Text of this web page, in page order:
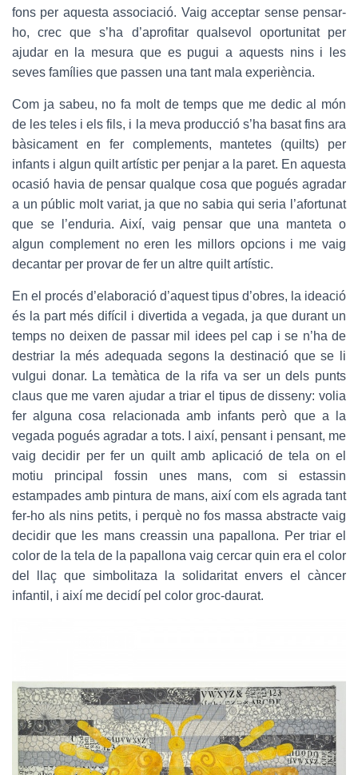
fons per aquesta associació. Vaig acceptar sense pensar-
ho, crec que s’ha d’aprofitar qualsevol oportunitat per
ajudar en la mesura que es pugui a aquests nins i les
seves famílies que passen una tant mala experiència.
Com ja sabeu, no fa molt de temps que me dedic al món
de les teles i els fils, i la meva producció s’ha basat fins ara
bàsicament en fer complements, mantetes (quilts) per
infants i algun quilt artístic per penjar a la paret. En aquesta
ocasió havia de pensar qualque cosa que pogués agradar
a un públic molt variat, ja que no sabia qui seria l’afortunat
que se l’enduria. Així, vaig pensar que una manteta o
algun complement no eren les millors opcions i me vaig
decantar per provar de fer un altre quilt artístic.
En el procés d’elaboració d’aquest tipus d’obres, la ideació
és la part més difícil i divertida a vegada, ja que durant un
temps no deixen de passar mil idees pel cap i se n’ha de
destriar la més adequada segons la destinació que se li
vulgui donar. La temàtica de la rifa va ser un dels punts
claus que me varen ajudar a triar el tipus de disseny: volia
fer alguna cosa relacionada amb infants però que a la
vegada pogués agradar a tots. I així, pensant i pensant, me
vaig decidir per fer un quilt amb aplicació de tela on el
motiu principal fossin unes mans, com si estassin
estampades amb pintura de mans, així com els agrada tant
fer-ho als nins petits, i perquè no fos massa abstracte vaig
decidir que les mans creassin una papallona. Per triar el
color de la tela de la papallona vaig cercar quin era el color
del llaç que simbolitaza la solidaritat envers el càncer
infantil, i així me decidí pel color groc-daurat.